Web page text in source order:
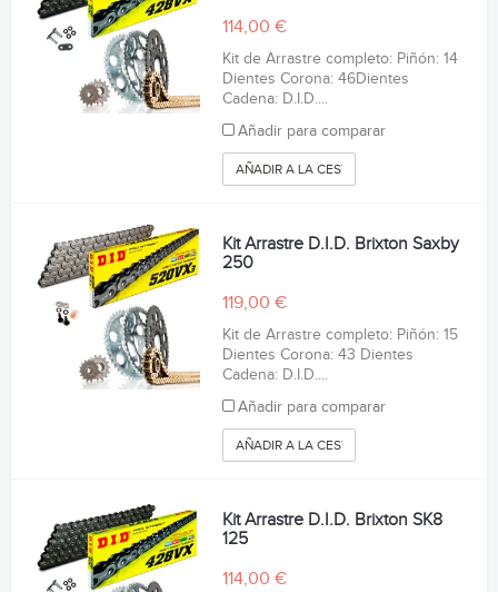
114,00 €
Kit de Arrastre completo: Piñón: 14
Dientes Corona: 46Dientes
Cadena: D.I.D....
Añadir para comparar
AÑADIR A LA CESTA
Kit Arrastre D.I.D. Brixton Saxby
250
119,00 €
Kit de Arrastre completo: Piñón: 15
Dientes Corona: 43 Dientes
Cadena: D.I.D....
Añadir para comparar
AÑADIR A LA CESTA
Kit Arrastre D.I.D. Brixton SK8
125
114,00 €